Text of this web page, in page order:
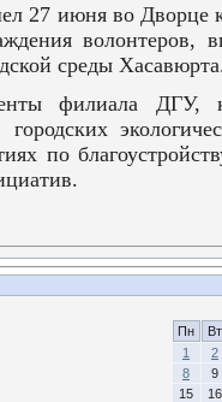
27 июня во Дворце
волонтеров,
среды
филиала ДГУ,
по
Пн
Вт
1
2
8
9
15
16